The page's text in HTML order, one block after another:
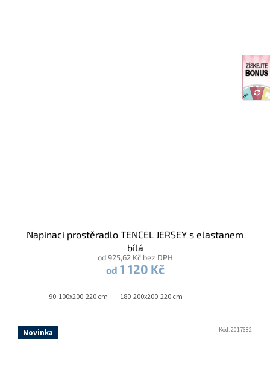
Napínací prostěradlo TENCEL JERSEY s elastanem
bílá
od 925,62 Kč bez DPH
od 1 120 Kč
90-100x200-220 cm 180-200x200-220 cm
Novinka Kód:2017682